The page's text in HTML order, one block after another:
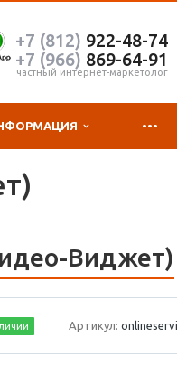
+7 (812) 922-48-74
+7 (966) 869-64-91
частный интернет-маркетолог
...
Виджет)
Артикул: